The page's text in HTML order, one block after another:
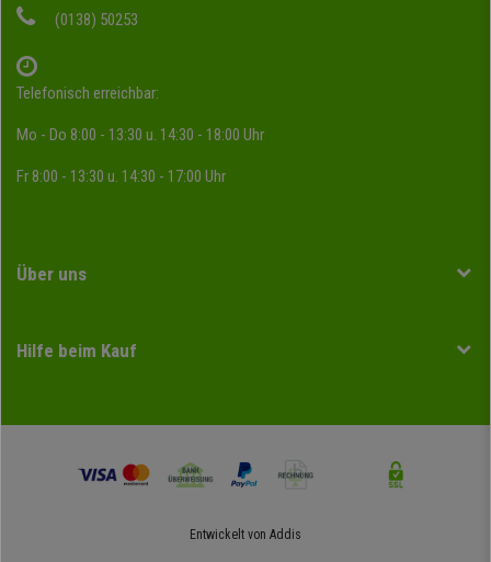
(0138) 50253
Telefonisch erreichbar:
Mo - Do 8:00 - 13:30 u. 14:30 - 18:00 Uhr
Fr 8:00 - 13:30 u. 14:30 - 17:00 Uhr
Über uns
Hilfe beim Kauf
Entwickelt von Addis